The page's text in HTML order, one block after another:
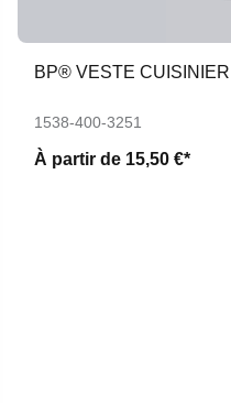
BP® VESTE CUISINIER
1538-400-3251
À partir de 15,50 €*